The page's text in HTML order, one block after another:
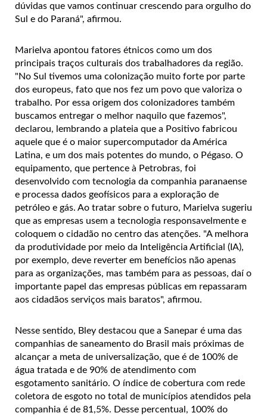
dúvidas que vamos continuar crescendo para orgulho do
Sul e do Paraná", afirmou.
Marielva apontou fatores étnicos como um dos
principais traços culturais dos trabalhadores da região.
"No Sul tivemos uma colonização muito forte por parte
dos europeus, fato que nos fez um povo que valoriza o
trabalho. Por essa origem dos colonizadores também
buscamos entregar o melhor naquilo que fazemos",
declarou, lembrando a plateia que a Positivo fabricou
aquele que é o maior supercomputador da América
Latina, e um dos mais potentes do mundo, o Pégaso. O
equipamento, que pertence à Petrobras, foi
desenvolvido com tecnologia da companhia paranaense
e processa dados geofísicos para a exploração de
petróleo e gás. Ao tratar sobre o futuro, Marielva sugeriu
que as empresas usem a tecnologia responsavelmente e
coloquem o cidadão no centro das atenções. "A melhora
da produtividade por meio da Inteligência Artificial (IA),
por exemplo, deve reverter em benefícios não apenas
para as organizações, mas também para as pessoas, daí o
importante papel das empresas públicas em repassaram
aos cidadãos serviços mais baratos", afirmou.
Nesse sentido, Bley destacou que a Sanepar é uma das
companhias de saneamento do Brasil mais próximas de
alcançar a meta de universalização, que é de 100% de
água tratada e de 90% de atendimento com
esgotamento sanitário. O índice de cobertura com rede
coletora de esgoto no total de municípios atendidos pela
companhia é de 81,5%. Desse percentual, 100% do